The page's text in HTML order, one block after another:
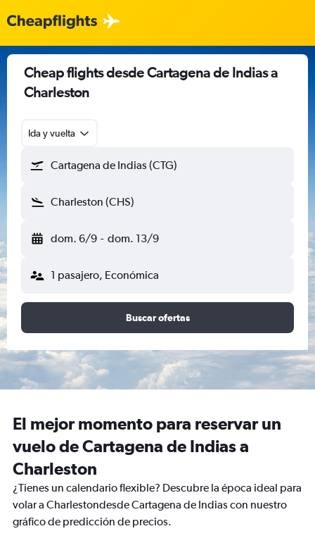
Cheap flights desde Cartagena de Indias a
Charleston
Ida y vuelta
Cartagena de Indias (CTG)
Charleston (CHS)
dom. 6/9 - dom. 13/9
1 pasajero, Económica
Buscar ofertas
El mejor momento para reservar un
vuelo de Cartagena de Indias a
Charleston
¿Tienes un calendario flexible? Descubre la época ideal para
volar a Charlestondesde Cartagena de Indias con nuestro
gráfico de predicción de precios.